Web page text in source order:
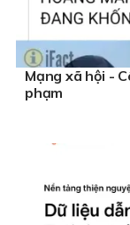
Mạng xã hội -
phạm